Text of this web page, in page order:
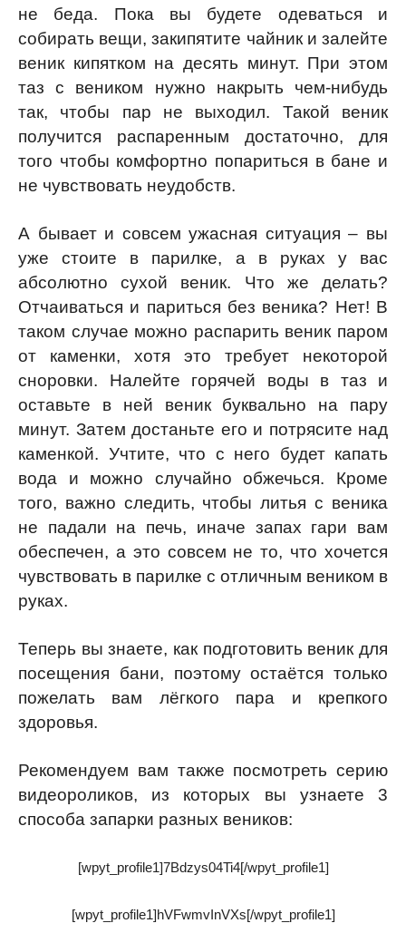
не беда. Пока вы будете одеваться и
собирать вещи, закипятите чайник и залейте
веник кипятком на десять минут. При этом
таз с веником нужно накрыть чем-нибудь
так, чтобы пар не выходил. Такой веник
получится распаренным достаточно, для
того чтобы комфортно попариться в бане и
не чувствовать неудобств.
А бывает и совсем ужасная ситуация – вы
уже стоите в парилке, а в руках у вас
абсолютно сухой веник. Что же делать?
Отчаиваться и париться без веника? Нет! В
таком случае можно распарить веник паром
от каменки, хотя это требует некоторой
сноровки. Налейте горячей воды в таз и
оставьте в ней веник буквально на пару
минут. Затем достаньте его и потрясите над
каменкой. Учтите, что с него будет капать
вода и можно случайно обжечься. Кроме
того, важно следить, чтобы литья с веника
не падали на печь, иначе запах гари вам
обеспечен, а это совсем не то, что хочется
чувствовать в парилке с отличным веником в
руках.
Теперь вы знаете, как подготовить веник для
посещения бани, поэтому остаётся только
пожелать вам лёгкого пара и крепкого
здоровья.
Рекомендуем вам также посмотреть серию
видеороликов, из которых вы узнаете 3
способа запарки разных веников:
[wpyt_profile1]7Bdzys04Ti4[/wpyt_profile1]
[wpyt_profile1]hVFwmvInVXs[/wpyt_profile1]